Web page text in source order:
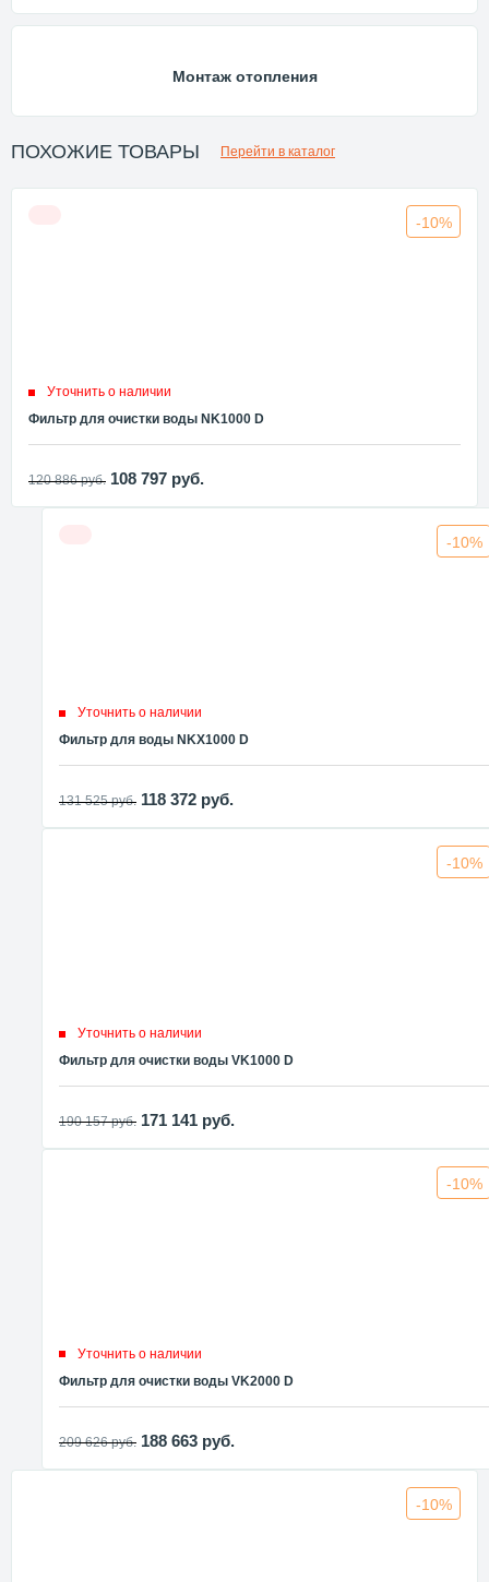
Монтаж отопления
ПОХОЖИЕ ТОВАРЫ Перейти в каталог
-10%
Уточнить о наличии
Фильтр для очистки воды NK1000 D
120 886руб. 108 797 руб.
-10%
Уточнить о наличии
Фильтр для воды NKX1000 D
131 525руб. 118 372 руб.
-10%
Уточнить о наличии
Фильтр для очистки воды VK1000 D
190 157руб. 171 141 руб.
-10%
Уточнить о наличии
Фильтр для очистки воды VK2000 D
209 626руб. 188 663 руб.
-10%